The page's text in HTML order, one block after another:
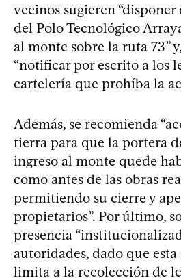
vecinos sugieren
del Polo Tecnológico
al monte sobre la ruta 73”
“notificar por escrito a los
cartelería que prohíba la
Además, se recomienda
tierra para que la portera
ingreso al monte quede
como antes de las obras
permitiendo su cierre y
propietarios”. Por último,
presencia
autoridades, dado que
limita a la recolección de